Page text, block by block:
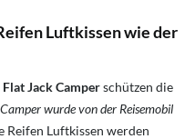
Luftkissen wie der
Flat Jack Camperschützen die
wurde von der Reisemobil
Reifen Luftkissen werden